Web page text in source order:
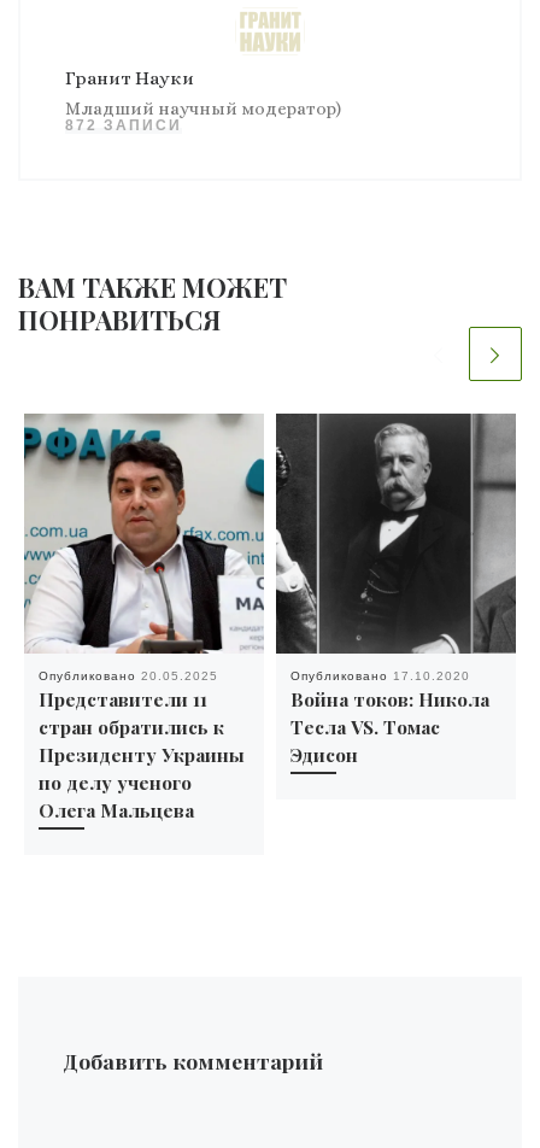
Гранит Науки
Младший научный модератор)
872 ЗАПИСИ
ВАМ ТАКЖЕ МОЖЕТ
ПОНРАВИТЬСЯ
Опубликовано 20.05.2025
Представители 11
стран обратились к
Президенту Украины
по делу ученого
Олега Мальцева
Опубликовано 17.10.2020
Война токов: Никола
Тесла VS. Томас
Эдисон
Добавить комментарий